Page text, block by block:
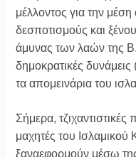
μέλλοντος για την
δεσποτισμούς και
άμυνας των λαών της
δημοκρατικές
τα απομεινάρια του
Σήμερα,
μαχητές του Ισλαμικού
ξαναεφορμούν μέσω